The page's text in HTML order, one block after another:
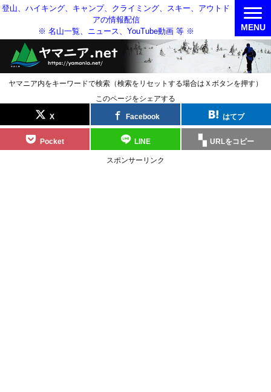
登山、ハイキング、キャンプ、クライミング、スキー、アウトド
アの情報配信
※ 名山一覧、ニュース、YouTube動画 等 ※
ヤマニア内をキーワードで検索（検索をリセットする場合はＸボタンを押す）
MENU
このページをシェアする
X Facebook はてブ
Pocket LINE URLをコピー
スポンサーリンク